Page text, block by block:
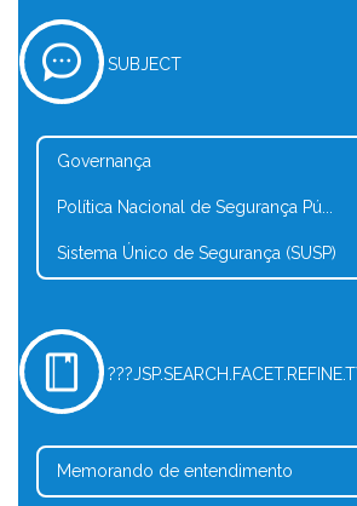
SUBJECT
Governança
Política Nacional de Segurança Pú...
Sistema Único de Segurança (SUSP)
Memorando de entendimento